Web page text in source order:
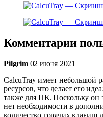
Комментарии
Pilgrim 02 июня 2021
CalcuTray имеет небольшой
ресурсов, что делает его
также для ПК. Поскольку он
нет необходимости в
количество горячих клавиш